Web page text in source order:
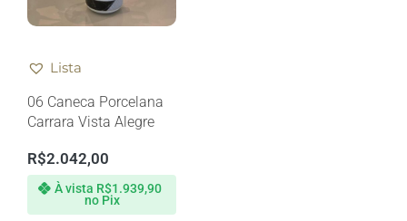
Lista
06 Caneca Porcelana
Carrara Vista Alegre
R$2.042,00
À vista R$1.939,90
no Pix